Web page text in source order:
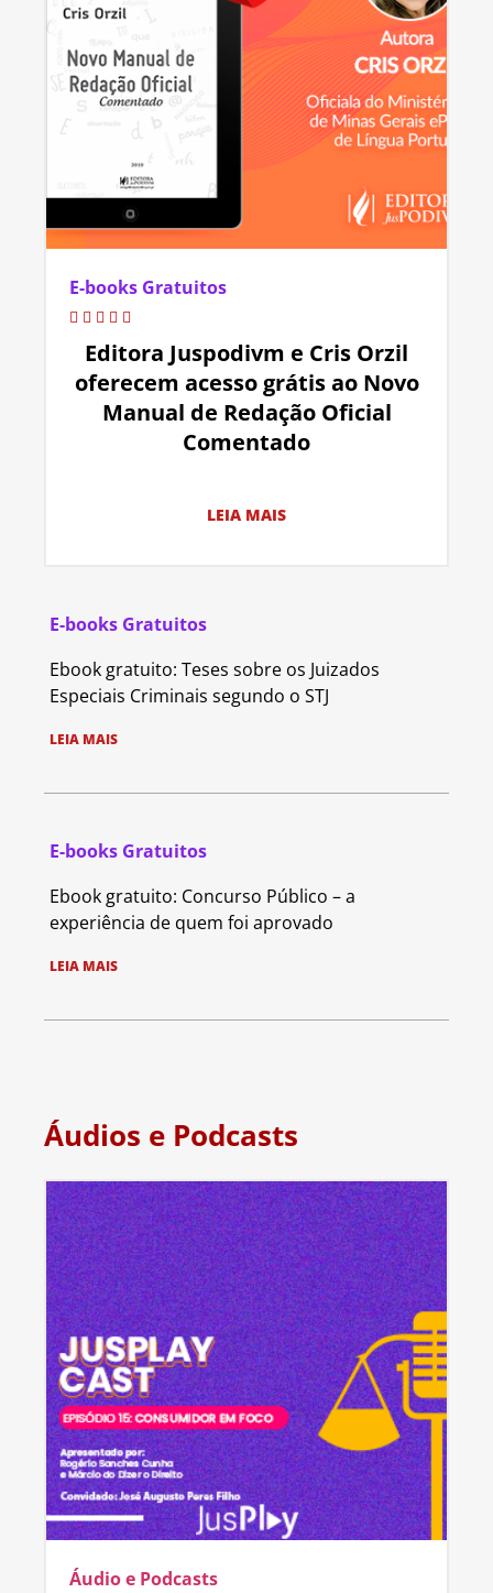
E-books Gratuitos
Editora Juspodivm e Cris Orzil
oferecem acesso grátis ao Novo
Manual de Redação Oficial
Comentado
LEIA MAIS
E-books Gratuitos
Ebook gratuito: Teses sobre os Juizados
Especiais Criminais segundo o STJ
LEIA MAIS
E-books Gratuitos
Ebook gratuito: Concurso Público – a
experiência de quem foi aprovado
LEIA MAIS
Áudios e Podcasts
Áudio e Podcasts